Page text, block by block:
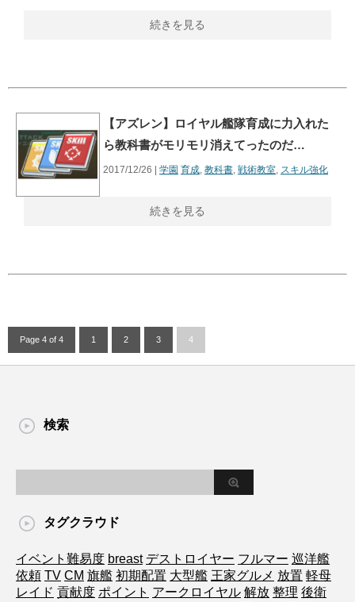
続きを見る
【アズレン】ロイヤル艦隊育成に力入れた
ら教科書がモリモリ消えてったのだ…
2017/12/26 | 学園 育成, 教科書, 戦術教室, スキル強化
続きを見る
Page 4 of 4 1 2 3 4
検索
タグクラウド
イベント難易度 breast デストロイヤー フルマー 巡洋艦
依頼 TV CM 旗艦 初期配置 大型艦 王家グルメ 放置 軽母
レイド 貢献度 ポイント アークロイヤル 解放 整理 後衛